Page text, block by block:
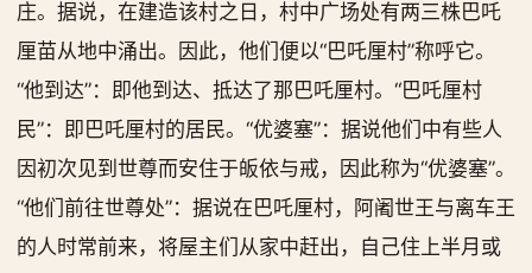
庄。据说，在建造该村之日，村中广场处有两三株巴吒
厘苗从地中涌出。因此，他们便以“巴吒厘村”称呼它。
“他到达”：即他到达、抵达了那巴吒厘村。“巴吒厘村
民”：即巴吒厘村的居民。“优婆塞”：据说他们中有些人
因初次见到世尊而安住于皈依与戒，因此称为“优婆塞”。
“他们前往世尊处”：据说在巴吒厘村，阿阇世王与离车王
的人时常前来，将屋主们从家中赶出，自己住上半月或